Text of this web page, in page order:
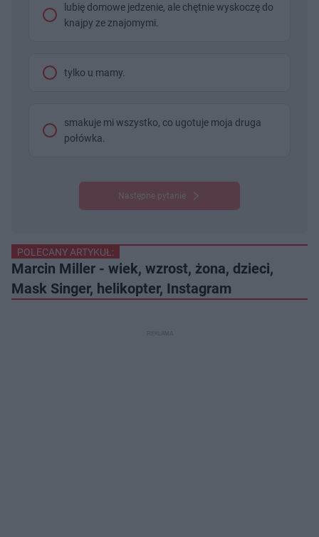
lubię domowe jedzenie, ale chętnie wyskoczę do
knajpy ze znajomymi.
tylko u mamy.
smakuje mi wszystko, co ugotuje moja druga
połówka.
Następne pytanie
POLECANY ARTYKUŁ:
Marcin Miller - wiek, wzrost, żona, dzieci,
Mask Singer, helikopter, Instagram